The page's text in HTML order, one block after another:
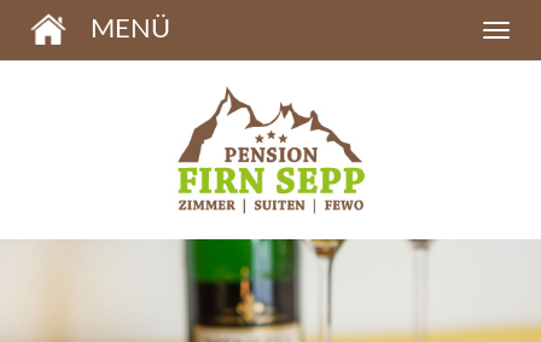
MENÜ